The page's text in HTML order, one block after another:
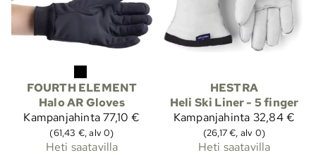
FOURTH ELEMENT
Halo AR Gloves
Kampanjahinta77,10 €
(61,43 €, alv 0)
Heti saatavilla
HESTRA
Heli Ski Liner - 5 finger
Kampanjahinta 32,84 €
(26,17 €, alv 0)
Heti saatavilla